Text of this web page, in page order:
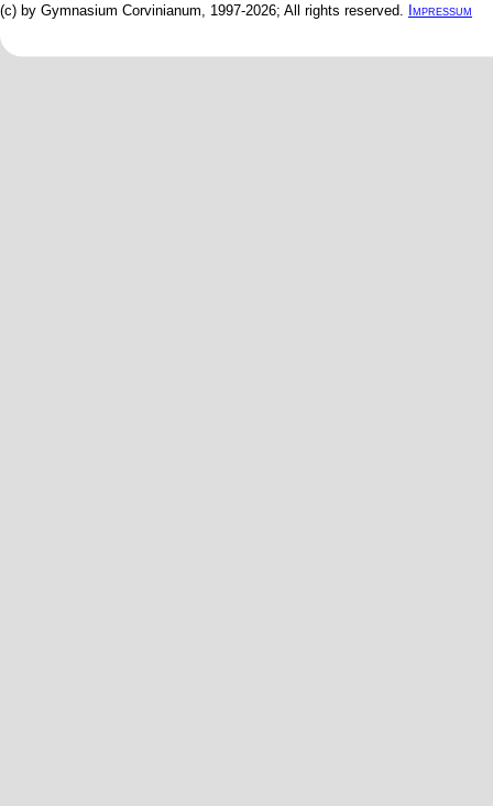
(c) by Gymnasium Corvinianum, 1997-2026; All rights reserved. Impressum